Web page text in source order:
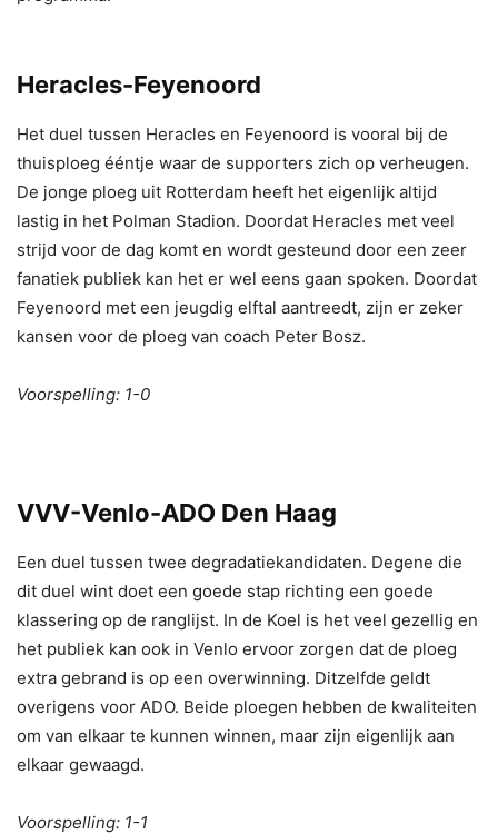
Heracles-Feyenoord
Het duel tussen Heracles en Feyenoord is vooral bij de
thuisploeg ééntje waar de supporters zich op verheugen.
De jonge ploeg uit Rotterdam heeft het eigenlijk altijd
lastig in het Polman Stadion. Doordat Heracles met veel
strijd voor de dag komt en wordt gesteund door een zeer
fanatiek publiek kan het er wel eens gaan spoken. Doordat
Feyenoord met een jeugdig elftal aantreedt, zijn er zeker
kansen voor de ploeg van coach Peter Bosz.
Voorspelling: 1-0
VVV-Venlo-ADO Den Haag
Een duel tussen twee degradatiekandidaten. Degene die
dit duel wint doet een goede stap richting een goede
klassering op de ranglijst. In de Koel is het veel gezellig en
het publiek kan ook in Venlo ervoor zorgen dat de ploeg
extra gebrand is op een overwinning. Ditzelfde geldt
overigens voor ADO. Beide ploegen hebben de kwaliteiten
om van elkaar te kunnen winnen, maar zijn eigenlijk aan
elkaar gewaagd.
Voorspelling: 1-1